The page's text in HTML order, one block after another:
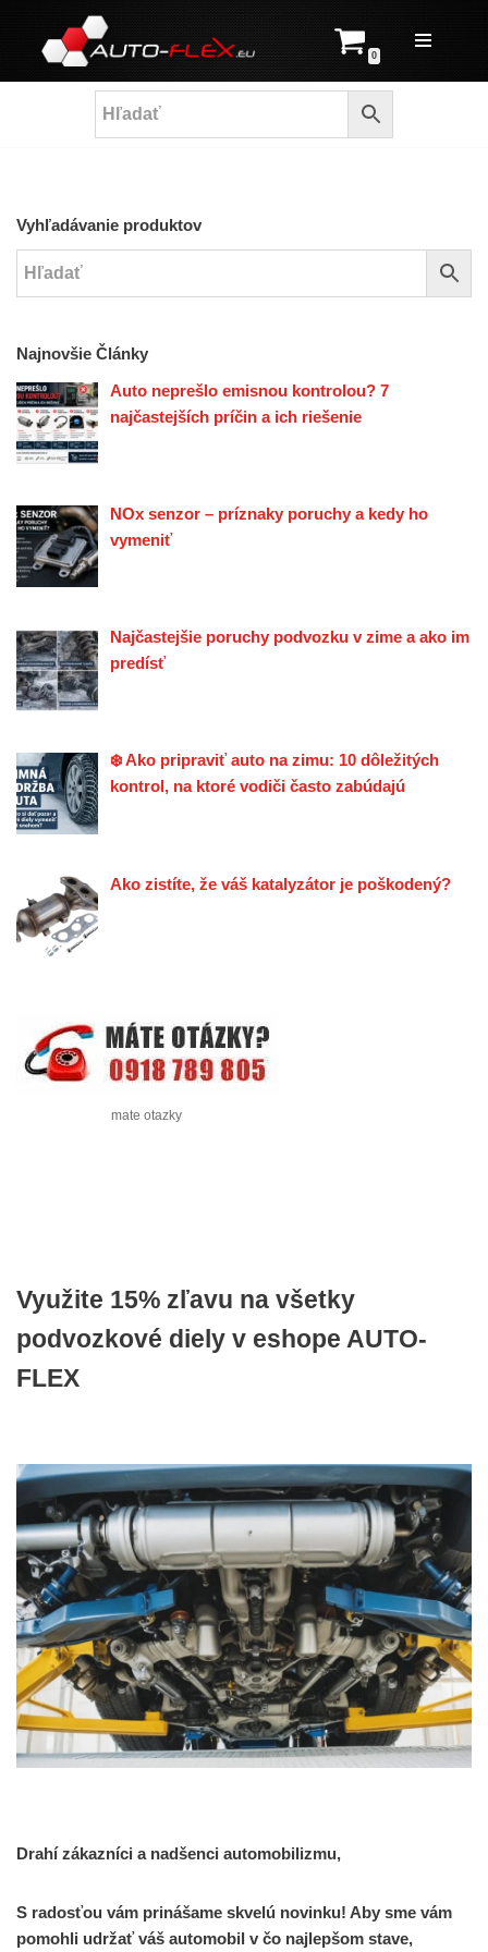
Prejsť
na
0
Vyhľadávanie produktov
Najnovšie Články
Auto neprešlo emisnou kontrolou? 7
najčastejších príčin a ich riešenie
NOx senzor – príznaky poruchy a kedy ho
vymeniť
Najčastejšie poruchy podvozku v zime a ako im
predísť
❄️ Ako pripraviť auto na zimu: 10 dôležitých
kontrol, na ktoré vodiči často zabúdajú
Ako zistíte, že váš katalyzátor je poškodený?
mate otazky
Využite 15% zľavu na všetky
podvozkové diely v eshope AUTO-
FLEX
Drahí zákazníci a nadšenci automobilizmu,
S radosťou vám prinášame skvelú novinku! Aby sme vám
pomohli udržať váš automobil v čo najlepšom stave,